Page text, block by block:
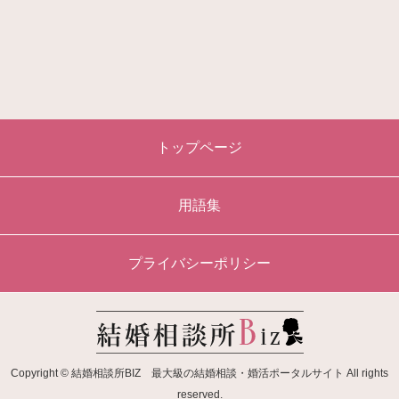
トップページ
用語集
プライバシーポリシー
Copyright © 結婚相談所BIZ 最大級の結婚相談・婚活ポータルサイト All rights
reserved.